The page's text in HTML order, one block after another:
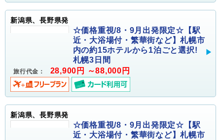
新潟県、長野県発
☆価格重視/8・9月出発限定☆【駅
近・大浴場付・繁華街など】札幌市
内の約15ホテルから1泊ごと選択!
札幌3日間
旅行代金： 28,900円 ～88,000円
新潟県、長野県発
☆価格重視/8・9月出発限定☆【駅
近・大浴場付・繁華街など】札幌市